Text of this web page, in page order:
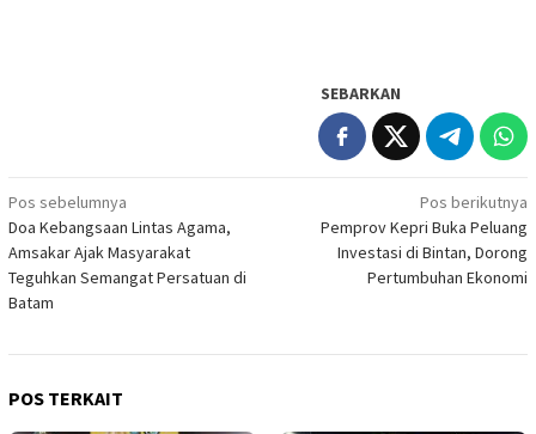
SEBARKAN
Navigasi
pos
Pos sebelumnya
Doa Kebangsaan Lintas Agama,
Amsakar Ajak Masyarakat
Teguhkan Semangat Persatuan di
Batam
Pos berikutnya
Pemprov Kepri Buka Peluang
Investasi di Bintan, Dorong
Pertumbuhan Ekonomi
POS TERKAIT